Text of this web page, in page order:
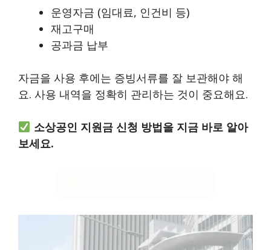
운영자금 (임대료, 인건비 등)
재고구매
공과금 납부
자금을 사용 후에는 증빙서류를 잘 보관해야 해
요. 사용 내역을 정확히 관리하는 것이 중요해요.
소상공인 지원금 신청 방법을 지금 바로 알아
보세요.